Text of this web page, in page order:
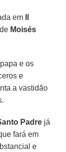
em
Moisés
e os
e
a vastidão
Padre já
fará em
e